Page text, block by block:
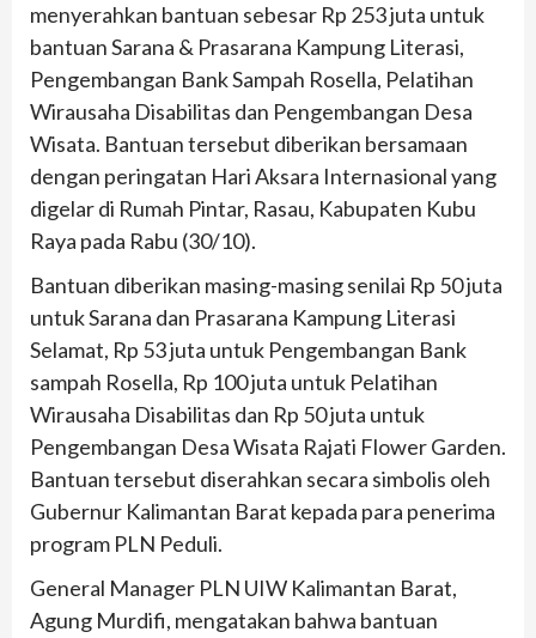
menyerahkan bantuan sebesar Rp 253 juta untuk
bantuan Sarana & Prasarana Kampung Literasi,
Pengembangan Bank Sampah Rosella, Pelatihan
Wirausaha Disabilitas dan Pengembangan Desa
Wisata. Bantuan tersebut diberikan bersamaan
dengan peringatan Hari Aksara Internasional yang
digelar di Rumah Pintar, Rasau, Kabupaten Kubu
Raya pada Rabu (30/10).
Bantuan diberikan masing-masing senilai Rp 50 juta
untuk Sarana dan Prasarana Kampung Literasi
Selamat, Rp 53 juta untuk Pengembangan Bank
sampah Rosella, Rp 100 juta untuk Pelatihan
Wirausaha Disabilitas dan Rp 50 juta untuk
Pengembangan Desa Wisata Rajati Flower Garden.
Bantuan tersebut diserahkan secara simbolis oleh
Gubernur Kalimantan Barat kepada para penerima
program PLN Peduli.
General Manager PLN UIW Kalimantan Barat,
Agung Murdifi, mengatakan bahwa bantuan